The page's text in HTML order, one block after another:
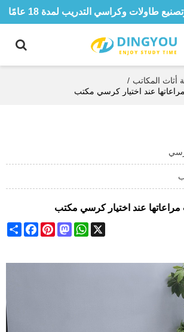
طاولات وكراسي التدريب لمدة 18 عامًا
أثاث المكاتب /
FacebookPinterest
Mastodon
WhatsApp
X